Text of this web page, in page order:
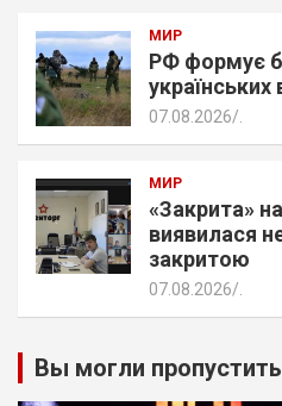
МИР
РФ формує
07.08.2026
МИР
«Закрита»
виявилася
закритою
07.08.2026
Вы могли